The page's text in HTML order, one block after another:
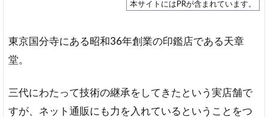
本サイトにはPRが含まれています。
東京国分寺にある昭和36年創業の印鑑店である天章
堂。
三代にわたって技術の継承をしてきたという実店舗で
すが、ネット通販にも力を入れているということをつ